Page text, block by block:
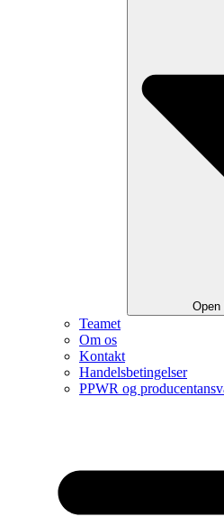
Open
Teamet
Om os
Kontakt
Handelsbetingelser
PPWR og